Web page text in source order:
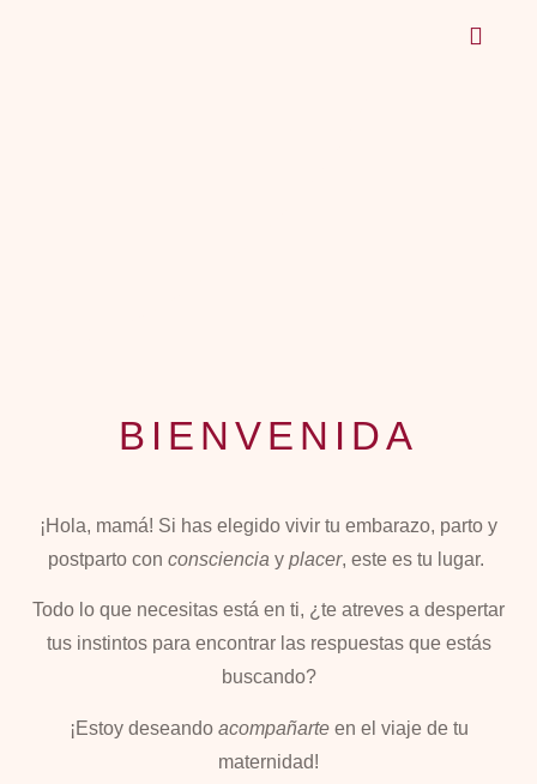
BIENVENIDA
¡Hola, mamá! Si has elegido vivir tu embarazo, parto y
postparto con consciencia y placer, este es tu lugar.
Todo lo que necesitas está en ti, ¿te atreves a despertar
tus instintos para encontrar las respuestas que estás
buscando?
¡Estoy deseando acompañarteen el viaje de tu
maternidad!